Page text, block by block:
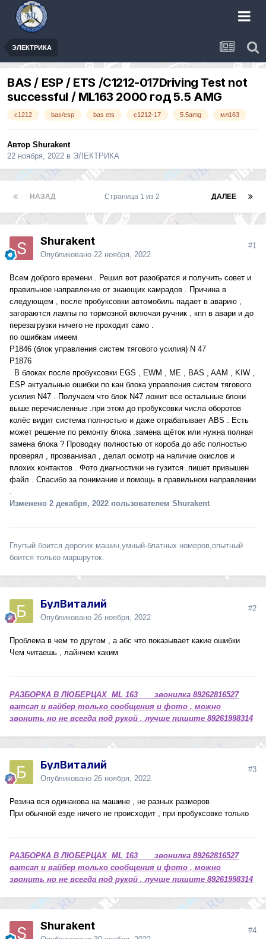
ЭЛЕКТРИКА
BAS / ESP / ETS /C1212-017Driving Test not
successful / ML163 2000 год 5.5 AMG
с1212 bas/esp bas ets с1212-17 5.5amg мл163
Автор Shurakent
22 ноября, 2022 в ЭЛЕКТРИКА
НАЗАД ДАЛЕЕ
Страница 1 из 2
Shurakent
Опубликовано 22 ноября, 2022
#1
Всем доброго времени . Решил вот разобратся и получить совет и
правильное направление от знающих камрадов . Причина в
следующем , после пробуксовки автомобиль падает в аварию ,
загораются лампы по тормозной включая ручник , кпп в авари и до
перезагрузки ничего не проходит само .
по ошибкам имеем
Р1846 (блок управления систем тягового усилия) N 47
P1876
В блоках после пробуксовки EGS , EWM , ME , BAS , AAM , KIW ,
ESP актуальные ошибки по кан блока управления систем тягового
усилия N47 . Получаем что блок N47 ложит все остальные блоки
выше перечисленные .при этом до пробуксовки числа оборотов
колёс видит система полностью и даже отрабатывает ABS . Есть
может решение по ремонту блока .замена щёток или нужна полная
замена блока ? Проводку полностью от короба до абс полностью
проверял , прозванивал , делал осмотр на наличие окислов и
плохих контактов . Фото диагностики не гузится .пишет привышен
файл . Спасибо за понимание и помощь в правильном направлении
.
Изменено 2 декабря, 2022 пользователем Shurakent
Глупый боится дорогих машин,умный-блатных номеров,опытный
боится только маршруток.
БулВиталий
Опубликовано 26 ноября, 2022
#2
Проблема в чем то другом , а абс что показывает какие ошибки
Чем читаешь , лайнчем каким
РАЗБОРКА В ЛЮБЕРЦАХ ML 163 звонилка 89262816527
ватсап и вайбер только сообщения и фото , можно
звонить но не всегда под рукой , лучше пишите 89261998314
БулВиталий
Опубликовано 26 ноября, 2022
#3
Резина вся одинакова на машине , не разных размеров
При обычной езде ничего не происходит , при пробуксовке только
РАЗБОРКА В ЛЮБЕРЦАХ ML 163 звонилка 89262816527
ватсап и вайбер только сообщения и фото , можно
звонить но не всегда под рукой , лучше пишите 89261998314
Shurakent #4